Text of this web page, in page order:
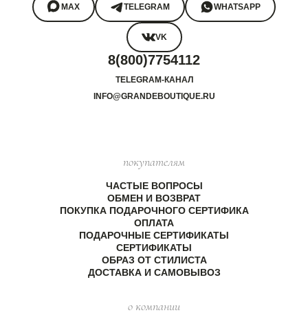
MAX TELEGRAM WHATSAPP
VK
8(800)7754112
TELEGRAM-КАНАЛ
INFO@GRANDEBOUTIQUE.RU
покупателям
ЧАСТЫЕ ВОПРОСЫ
ОБМЕН И ВОЗВРАТ
ПОКУПКА ПОДАРОЧНОГО СЕРТИФИКА
ОПЛАТА
ПОДАРОЧНЫЕ СЕРТИФИКАТЫ
СЕРТИФИКАТЫ
ОБРАЗ ОТ СТИЛИСТА
ДОСТАВКА И САМОВЫВОЗ
о компании